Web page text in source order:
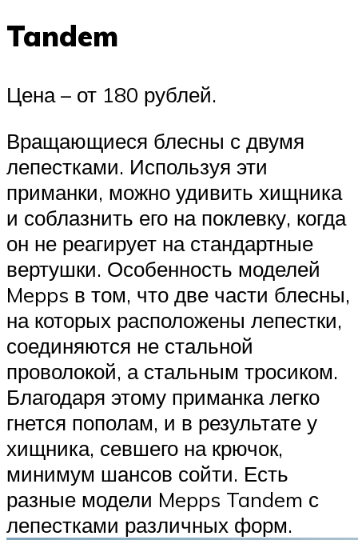
Tandem
Цена – от 180 рублей.
Вращающиеся блесны с двумя
лепестками. Используя эти
приманки, можно удивить хищника
и соблазнить его на поклевку, когда
он не реагирует на стандартные
вертушки. Особенность моделей
Mepps в том, что две части блесны,
на которых расположены лепестки,
соединяются не стальной
проволокой, а стальным тросиком.
Благодаря этому приманка легко
гнется пополам, и в результате у
хищника, севшего на крючок,
минимум шансов сойти. Есть
разные модели Mepps Tandem с
лепестками различных форм.